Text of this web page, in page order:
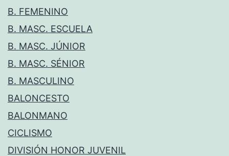
B. FEMENINO
B. MASC. ESCUELA
B. MASC. JÚNIOR
B. MASC. SÉNIOR
B. MASCULINO
BALONCESTO
BALONMANO
CICLISMO
DIVISIÓN HONOR JUVENIL